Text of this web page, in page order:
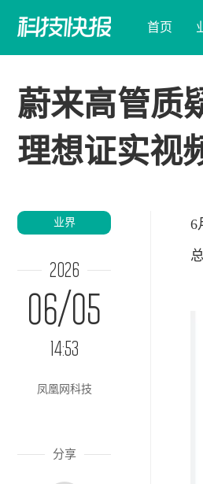
首页
蔚来高管质
理想证实视
业界
2026
06/05
14:53
凤凰网科技
分享
6